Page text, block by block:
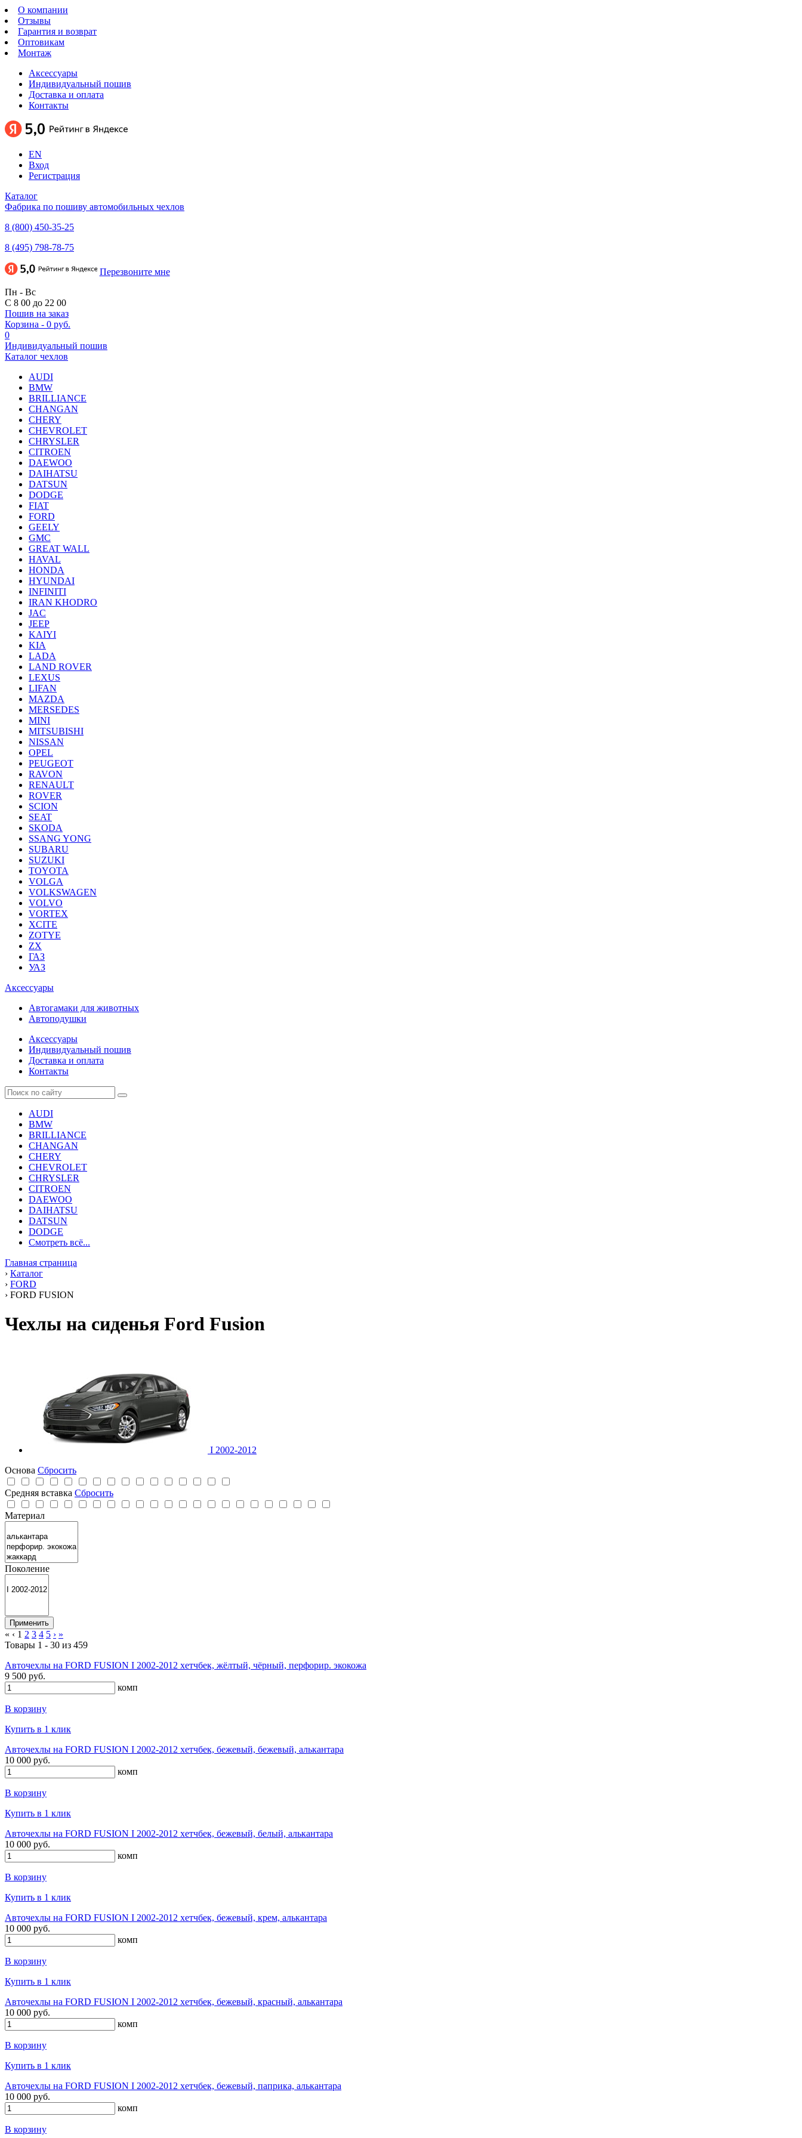
О компании
Отзывы
Гарантия и возврат
Оптовикам
Монтаж
Аксессуары
Индивидуальный пошив
Доставка и оплата
Контакты
EN
Вход
Регистрация
Каталог
Фабрика по пошиву автомобильных чехлов
8 (800) 450-35-25
8 (495) 798-78-75
Перезвоните мне
Пн - Вс
С 8 00 до 22 00
Пошив на заказ
Корзина - 0 руб.
0
Индивидуальный пошив
Каталог чехлов
AUDI
BMW
BRILLIANCE
CHANGAN
CHERY
CHEVROLET
CHRYSLER
CITROEN
DAEWOO
DAIHATSU
DATSUN
DODGE
FIAT
FORD
GEELY
GMC
GREAT WALL
HAVAL
HONDA
HYUNDAI
INFINITI
IRAN KHODRO
JAC
JEEP
KAIYI
KIA
LADA
LAND ROVER
LEXUS
LIFAN
MAZDA
MERSEDES
MINI
MITSUBISHI
NISSAN
OPEL
PEUGEOT
RAVON
RENAULT
ROVER
SCION
SEAT
SKODA
SSANG YONG
SUBARU
SUZUKI
TOYOTA
VOLGA
VOLKSWAGEN
VOLVO
VORTEX
XCITE
ZOTYE
ZX
ГАЗ
УАЗ
Аксессуары
Автогамаки для животных
Автоподушки
Аксессуары
Индивидуальный пошив
Доставка и оплата
Контакты
AUDI
BMW
BRILLIANCE
CHANGAN
CHERY
CHEVROLET
CHRYSLER
CITROEN
DAEWOO
DAIHATSU
DATSUN
DODGE
Смотреть всё...
Главная страница
› Каталог
› FORD
› FORD FUSION
Чехлы на сиденья Ford Fusion
I 2002-2012
Основа Сбросить
Средняя вставка Сбросить
Материал
Поколение
« ‹ 1 2 3 4 5 › »
Товары 1 - 30 из 459
Авточехлы на FORD FUSION I 2002-2012 хетчбек, жёлтый, чёрный, перфорир. экокожа
9 500 руб.
комп
В корзину
Купить в 1 клик
Авточехлы на FORD FUSION I 2002-2012 хетчбек, бежевый, бежевый, алькантара
10 000 руб.
комп
В корзину
Купить в 1 клик
Авточехлы на FORD FUSION I 2002-2012 хетчбек, бежевый, белый, алькантара
10 000 руб.
комп
В корзину
Купить в 1 клик
Авточехлы на FORD FUSION I 2002-2012 хетчбек, бежевый, крем, алькантара
10 000 руб.
комп
В корзину
Купить в 1 клик
Авточехлы на FORD FUSION I 2002-2012 хетчбек, бежевый, красный, алькантара
10 000 руб.
комп
В корзину
Купить в 1 клик
Авточехлы на FORD FUSION I 2002-2012 хетчбек, бежевый, паприка, алькантара
10 000 руб.
комп
В корзину